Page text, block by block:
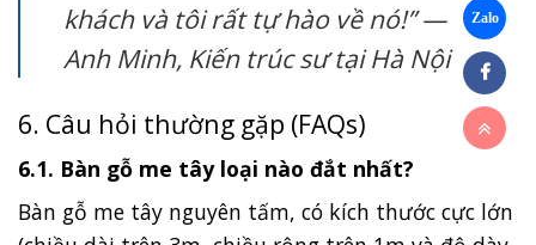
khách và tôi rất tự hào về nó!” —
Anh Minh, Kiến trúc sư tại Hà Nội
6. Câu hỏi thường gặp (FAQs)
6.1. Bàn gỗ me tây loại nào đắt nhất?
Bàn gỗ me tây nguyên tấm, có kích thước cực lớn